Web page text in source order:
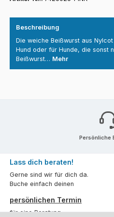
Beschreibung
Die weiche Beißwurst aus
Hund oder für Hunde, die sonst
Beißwurst… Mehr
Persönliche
Lass dich beraten!
Gerne sind wir für dich da.
Buche einfach deinen
persönlichen Termin
für eine Beratung.